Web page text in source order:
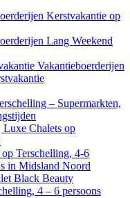
Kerstvakantie op
Lang Weekend
Vakantieboerderijen
– Supermarkten,
Luxe Chalets op
Terschelling, 4-6
in Midsland Noord
Black Beauty
4 – 6 persoons